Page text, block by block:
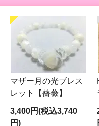
マザー月の光ブレス
レット【薔薇】
3,400円(税込3,740
円)